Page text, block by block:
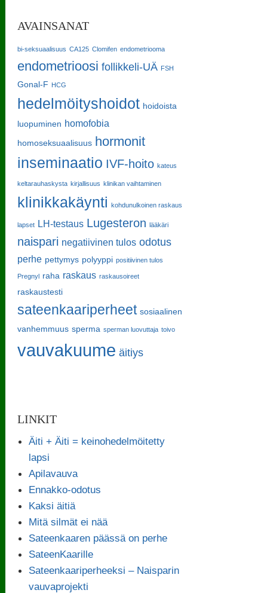
AVAINSANAT
bi-seksuaalisuus CA125 Clomifen endometriooma
endometrioosi follikkeli-UÄ FSH
Gonal-F HCG
hedelmöityshoidot hoidoista
luopuminen homofobia
homoseksuaalisuus hormonit
inseminaatio IVF-hoito kateus
keltarauhaskysta kirjallisuus klinikan vaihtaminen
klinikkakäynti kohdunulkoinen raskaus
lapset LH-testaus Lugesteron lääkäri
naispari negatiivinen tulos odotus
perhe pettymys polyyppi positiivinen tulos
Pregnyl raha raskaus raskausoireet
raskaustesti
sateenkaariperheet sosiaalinen
vanhemmuus sperma sperman luovuttaja toivo
vauvakuume äitiys
LINKIT
Äiti + Äiti = keinohedelmöitetty
lapsi
Apilavauva
Ennakko-odotus
Kaksi äitiä
Mitä silmät ei nää
Sateenkaaren päässä on perhe
SateenKaarille
Sateenkaariperheeksi – Naisparin
vauvaprojekti